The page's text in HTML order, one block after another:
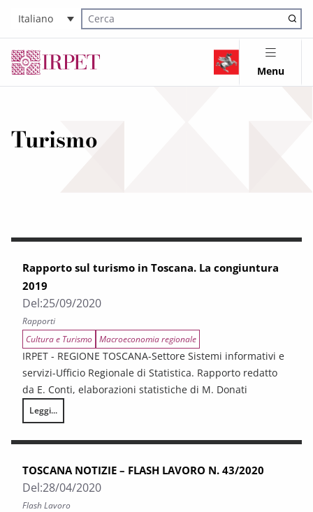
Italiano
Cerca nel sito
Menu
Turismo
Rapporto sul turismo in Toscana. La congiuntura
2019
Del:25/09/2020
Rapporti
Cultura e Turismo Macroeconomia regionale
IRPET - REGIONE TOSCANA-Settore Sistemi informativi e
servizi-Ufficio Regionale di Statistica. Rapporto redatto
da E. Conti, elaborazioni statistiche di M. Donati
Leggi...
Rapporto sul turismo in Toscana. La congiuntura 2019
TOSCANA NOTIZIE – FLASH LAVORO N. 43/2020
Del:28/04/2020
Flash Lavoro